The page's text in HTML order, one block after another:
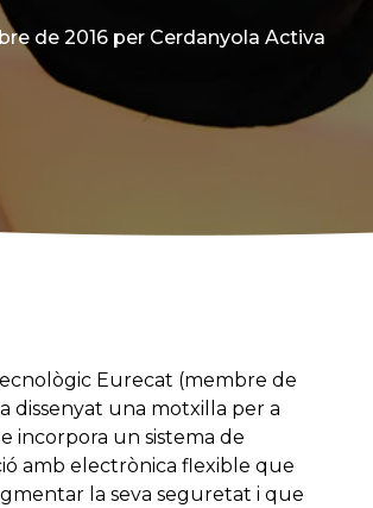
de 2016 per Cerdanyola Activa
Eurecat (membre de
dissenyat una motxilla per a
incorpora un sistema de
amb electrònica flexible que
la seva seguretat i que